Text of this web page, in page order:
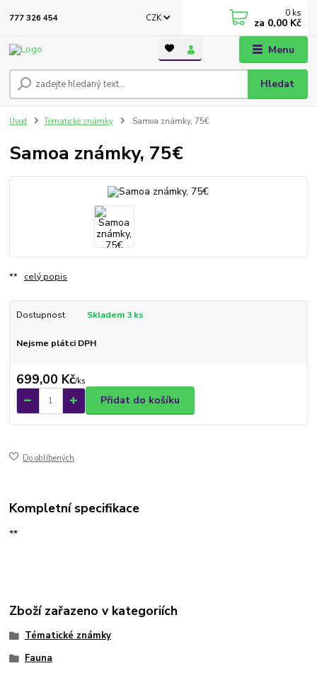
Menu
CZK
Hledat
777 326 454 0 ks
za 0,00 Kč
Úvod Tématické známky Samoa známky, 75€
Samoa známky, 75€
** celý popis
Dostupnost Skladem 3 ks
Nejsme plátci DPH
699,00 Kč/ks
Přidat do košíku
Do oblíbených
Kompletní specifikace
**
Zboží zařazeno v kategoriích
Tématické známky
Fauna